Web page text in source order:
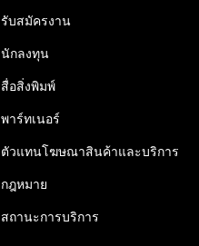
รับสมัครงาน
นักลงทุน
สื่อสิ่งพิมพ์
พาร์ทเนอร์
ตัวแทนโฆษณาสินค้าและบริการ
กฎหมาย
สถานะการบริการ